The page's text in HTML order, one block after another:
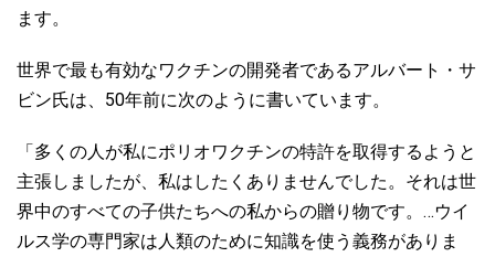
ます。
世界で最も有効なワクチンの開発者であるアルバート・サ
ビン氏は、 50年前に次のように書いています。
「多くの人が私にポリオワクチンの特許を取得するようと
主張しましたが、私はしたくありませんでした。それは世
界中のすべての子供たちへの私からの贈り物です。 …ウイ
ルス学の専門家は人類のために知識を使う義務がありま